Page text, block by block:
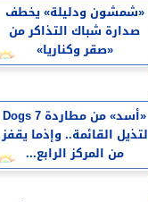
«شمشون ودليلة» يخطف
صدارة شباك التذاكر من
«صقر وكناريا»
«أسد» من مطاردة 7 Dogs
لتذيل القائمة.. وإذما يقفز
من المركز الرابع...